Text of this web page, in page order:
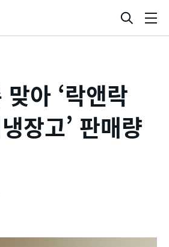
검
색
아 ‘락앤락
장고’ 판매량